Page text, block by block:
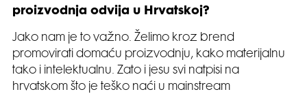
proizvodnja odvija u Hrvatskoj?
Jako nam je to važno. Želimo kroz brend
promovirati domaću proizvodnju, kako materijalnu
tako i intelektualnu. Zato i jesu svi natpisi na
hrvatskom što je teško naći u mainstream